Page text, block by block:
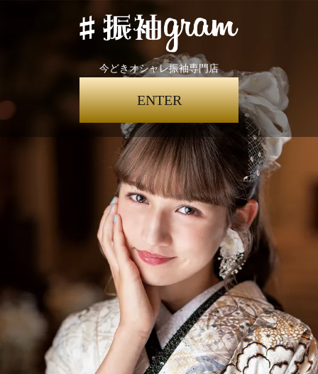
今どきオシャレ振袖専門店
ENTER